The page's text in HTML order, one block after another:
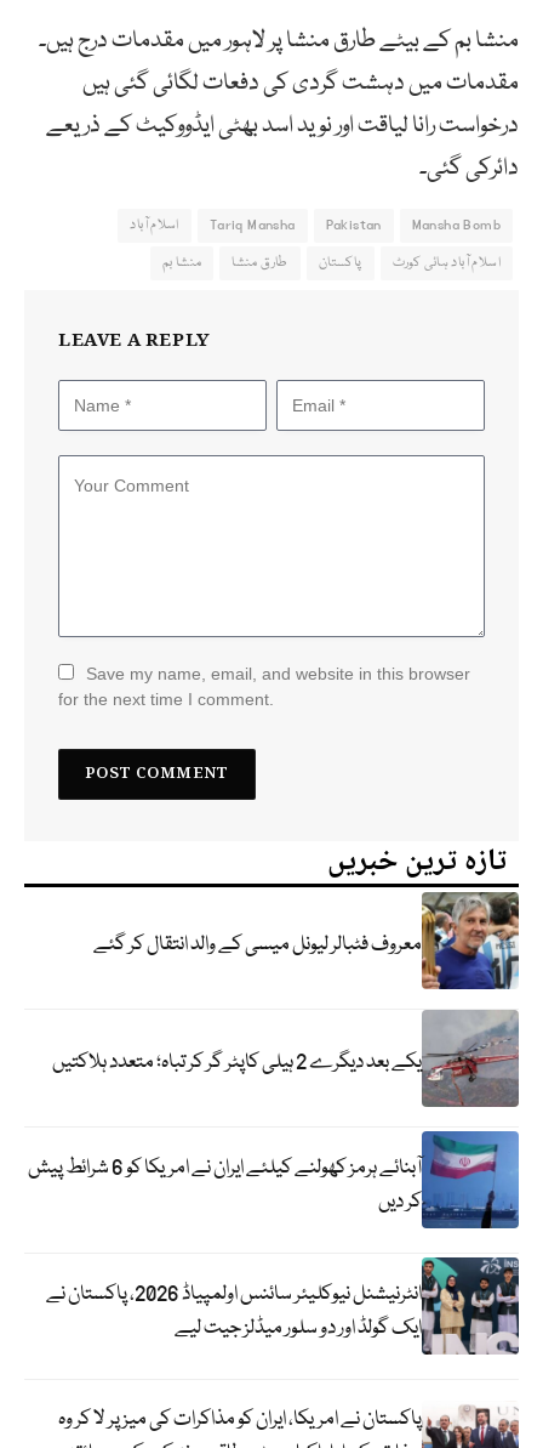
منشا بم کے بیٹے طارق منشا پر لاہور میں مقدمات درج ہیں۔
مقدمات میں دہشت گردی کی دفعات لگائی گئی ہیں
درخواست رانا لیاقت اور نوید اسد بھٹی ایڈووکیٹ کے ذریعے
دائرکی گئی۔
Mansha Bomb
Pakistan
Tariq Mansha
اسلام آباد
اسلام آباد ہائی کورٹ
پاکستان طارق منشا منشا بم
LEAVE A REPLY
Save my name, email, and website in this browser
for the next time I comment.
تازہ ترین خبریں
معروف فٹبالر لیونل میسی کے والد انتقال کر گئے
یکے بعد دیگرے 2 ہیلی کاپٹر گر کر تباہ؛ متعدد ہلاکتیں
آبنائے ہرمز کھولنے کیلئے ایران نے امریکا کو 6 شرائط پیش
کر دیں
انٹرنیشنل نیوکلیئر سائنس اولمپیاڈ 2026، پاکستان نے
ایک گولڈ اور دو سلور میڈلز جیت لیے
پاکستان نے امریکا، ایران کو مذاکرات کی میز پر لا کر وہ